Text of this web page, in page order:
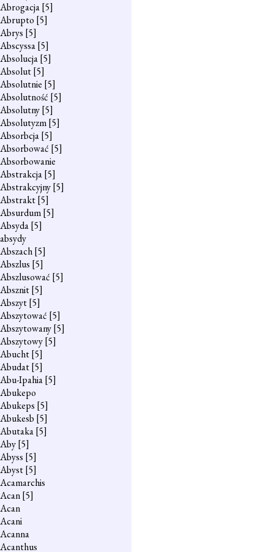
Abrogacja[5]
Abrupto [5]
Abrys [5]
Abscyssa[5]
Absolucja[5]
Absolut[5]
Absolutnie [5]
Absolutność [5]
Absolutny[5]
Absolutyzm[5]
Absorbcja[5]
Absorbować [5]
Absorbowanie
Abstrakcja[5]
Abstrakcyjny[5]
Abstrakt[5]
Absurdum[5]
Absyda[5]
absydy
Abszach[5]
Abszlus [5]
Abszlusować [5]
Absznit[5]
Abszyt[5]
Abszytować [5]
Abszytowany[5]
Abszytowy[5]
Abucht[5]
Abudat[5]
Abu-Ipahia[5]
Abukepo
Abukeps [5]
Abukesb [5]
Abutaka[5]
Aby[5]
Abyss [5]
Abyst[5]
Acamarchis
Acan[5]
Acan
Acani
Acanna
Acanthus